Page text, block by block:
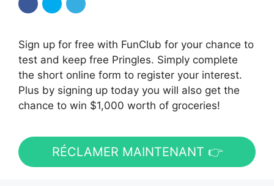
Sign up for free with FunClub for your chance to
test and keep free Pringles. Simply complete
the short online form to register your interest.
Plus by signing up today you will also get the
chance to win $1,000 worth of groceries!
RÉCLAMER MAINTENANT 👉